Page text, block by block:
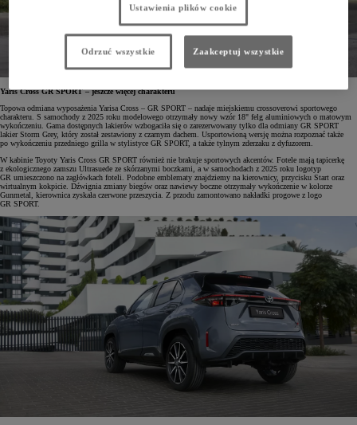
Yaris Cross GR SPORT – jeszcze więcej charakteru
Topowa odmiana wyposażenia Yarisa Cross – GR SPORT – nadaje miejskiemu crossoverowi sportowego
charakteru. S samochody z 2025 roku modelowego otrzymały nowy wzór 18" felg aluminiowych o matowym
wykończeniu. Gama dostępnych lakierów wzbogaciła się o zarezerwowany tylko dla odmiany GR SPORT
lakier Storm Grey, który został zestawiony z czarnym dachem. Usportowioną wersję można rozpoznać także
po wykończeniu przedniego grilla w stylistyce GR SPORT, a także tylnym zderzaku z dyfuzorem.
W kabinie Toyoty Yaris Cross GR SPORT również nie brakuje sportowych akcentów. Fotele mają tapicerkę
z ekologicznego zamszu Ultrasuede ze skórzanymi boczkami, a w samochodach z 2025 roku logotyp
GR umieszczono na zagłówkach foteli. Podobne emblematy znajdziemy na kierownicy, przycisku Start oraz
wirtualnym kokpicie. Dźwignia zmiany biegów oraz nawiewy boczne otrzymały wykończenie w kolorze
Gunmetal, kierownica zyskała czerwone przeszycia. Z przodu zamontowano nakładki progowe z logo
GR SPORT.
Ustawienia plików cookie
Odrzuć wszystkie Zaakceptuj wszystkie